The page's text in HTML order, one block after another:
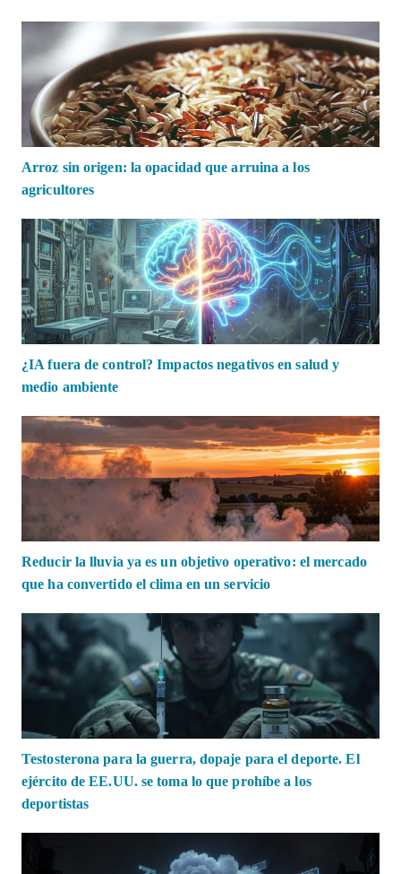
Arroz sin origen: la opacidad que arruina a los
agricultores
¿IA fuera de control? Impactos negativos en salud y
medio ambiente
Reducir la lluvia ya es un objetivo operativo: el mercado
que ha convertido el clima en un servicio
Testosterona para la guerra, dopaje para el deporte. El
ejército de EE.UU. se toma lo que prohíbe a los
deportistas